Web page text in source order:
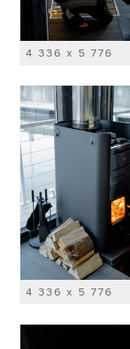
4 336 x 5 776
4 336 x 5 776